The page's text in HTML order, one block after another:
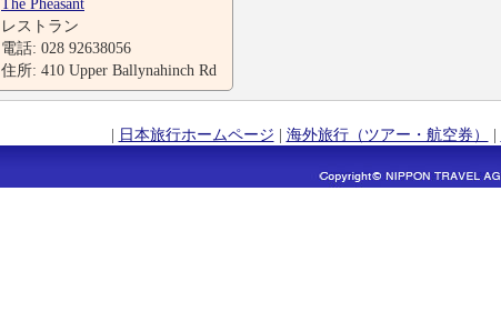
レストラン
電話: 028 92638056
住所: 410 Upper Ballynahinch Rd
| 日本旅行ホームページ | 海外旅行（ツアー・航空券） |